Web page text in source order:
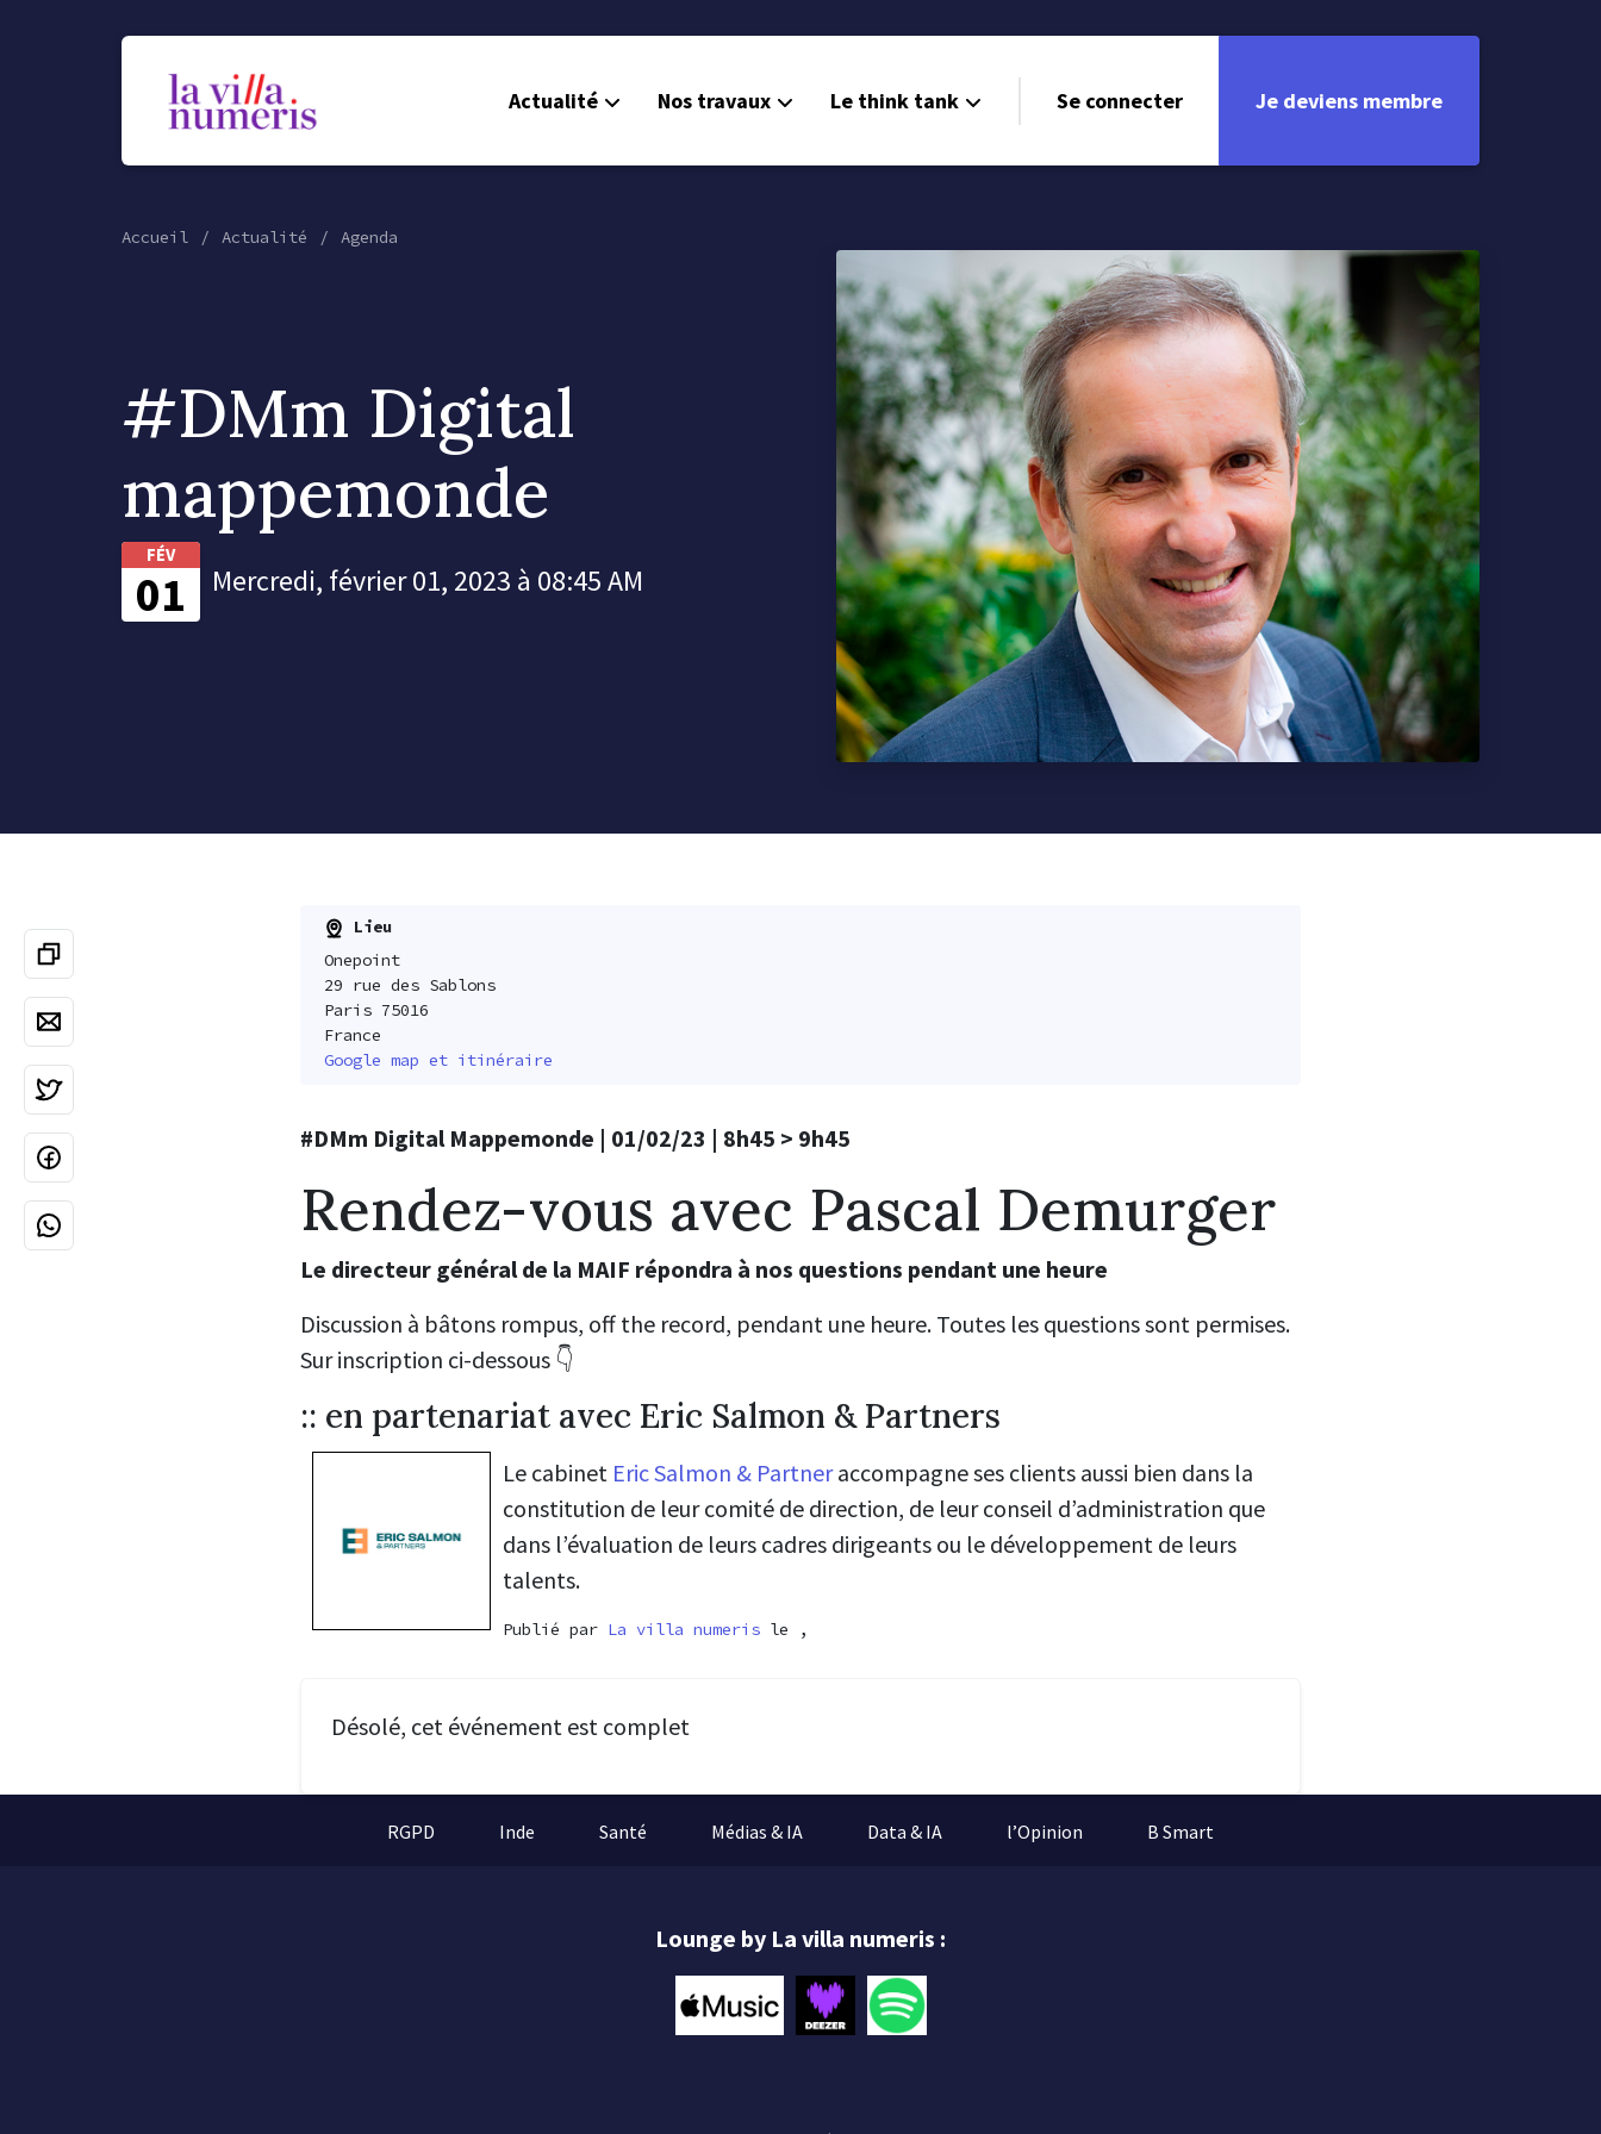
Actualité Nos travaux Le think tank Se connecter Je deviens membre
Accueil Actualité Agenda
#DMm Digital
mappemonde
FÉV
01 Mercredi, février 01, 2023 à 08:45 AM
Lieu
Onepoint
29 rue des Sablons
Paris 75016
France
Google map et itinéraire
#DMm Digital Mappemonde | 01/02/23 | 8h45 > 9h45
Rendez-vous avec Pascal Demurger
Le directeur général de la MAIF répondra à nos questions pendant une heure
Discussion à bâtons rompus, off the record, pendant une heure. Toutes les questions sont permises.
Sur inscription ci-dessous 👇
:: en partenariat avec Eric Salmon & Partners
Le cabinet Eric Salmon & Partneraccompagne ses clients aussi bien dans la
constitution de leur comité de direction, de leur conseil d’administration que
dans l’évaluation de leurs cadres dirigeants ou le développement de leurs
talents.
Publié par La villa numeris le ,
Désolé, cet événement est complet
RGPD Inde Santé Médias & IA Data & IA l’Opinion B Smart
Lounge by La villa numeris :